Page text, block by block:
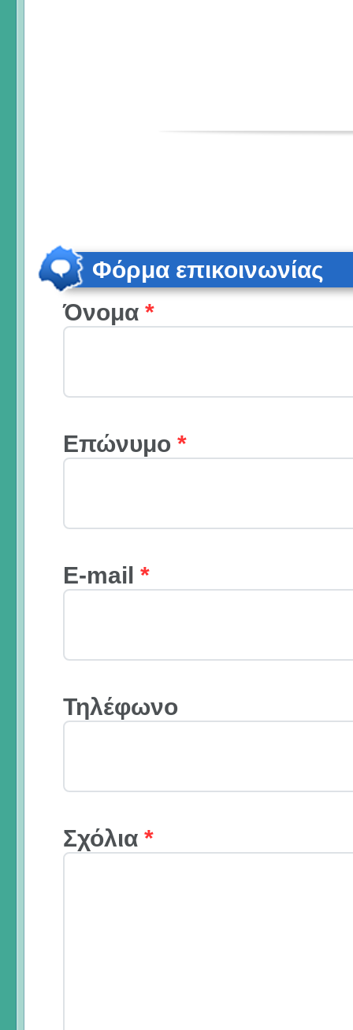
Φόρμα επικοινωνίας
Όνομα *
Επώνυμο *
E-mail *
Τηλέφωνο
Σχόλια *